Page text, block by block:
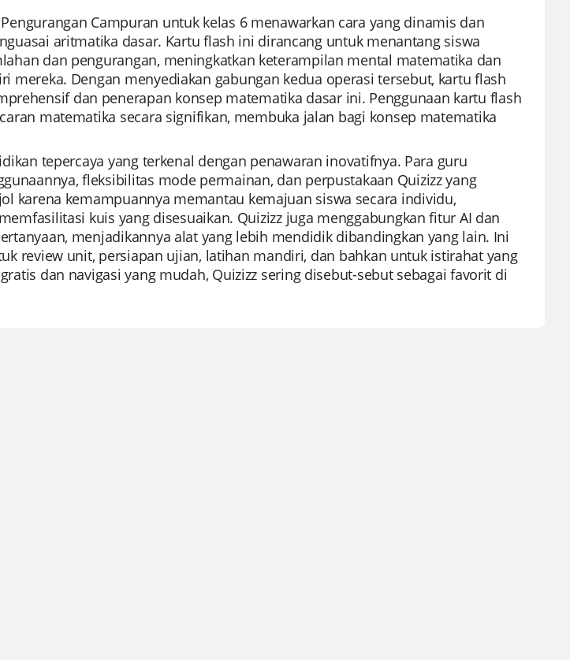
Campuran untuk kelas 6 menawarkan cara yang dinamis dan
aritmatika dasar. Kartu flash ini dirancang untuk menantang siswa
dan pengurangan, meningkatkan keterampilan mental matematika dan
mereka. Dengan menyediakan gabungan kedua operasi tersebut, kartu flash
dan penerapan konsep matematika dasar ini. Penggunaan kartu flash
matematika secara signifikan, membuka jalan bagi konsep matematika
tepercaya yang terkenal dengan penawaran inovatifnya. Para guru
fleksibilitas mode permainan, dan perpustakaan Quizizz yang
karena kemampuannya memantau kemajuan siswa secara individu,
kuis yang disesuaikan. Quizizz juga menggabungkan fitur AI dan
menjadikannya alat yang lebih mendidik dibandingkan yang lain. Ini
review unit, persiapan ujian, latihan mandiri, dan bahkan untuk istirahat yang
dan navigasi yang mudah, Quizizz sering disebut-sebut sebagai favorit di